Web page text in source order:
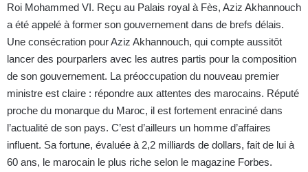
Roi Mohammed VI. Reçu au Palais royal à Fès, Aziz Akhannouch
a été appelé à former son gouvernement dans de brefs délais.
Une consécration pour Aziz Akhannouch, qui compte aussitôt
lancer des pourparlers avec les autres partis pour la composition
de son gouvernement. La préoccupation du nouveau premier
ministre est claire : répondre aux attentes des marocains. Réputé
proche du monarque du Maroc, il est fortement enraciné dans
l’actualité de son pays. C’est d’ailleurs un homme d’affaires
influent. Sa fortune, évaluée à 2,2 milliards de dollars, fait de lui à
60 ans, le marocain le plus riche selon le magazine Forbes.